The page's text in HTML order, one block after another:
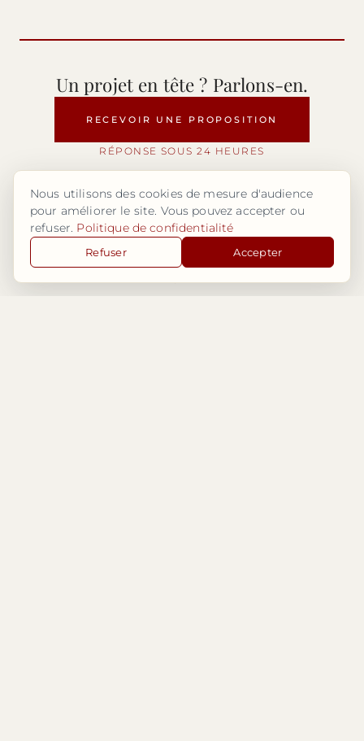
Un projet en tête ? Parlons-en.
RECEVOIR UNE PROPOSITION
RÉPONSE SOUS 24 HEURES
LE DOMAINE
Nous utilisons des cookies de mesure d'audience
pour améliorer le site. Vous pouvez accepter ou
refuser. Politique de confidentialité
Refuser
Accepter